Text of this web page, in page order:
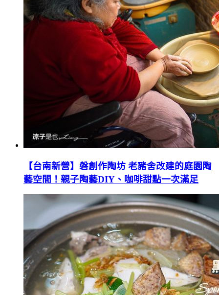
【台南新營】磐創作陶坊 老豬舍改建的庭園陶
藝空間！親子陶藝DIY、咖啡甜點一次滿足